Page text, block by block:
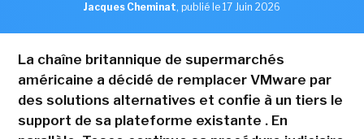
Jacques Cheminat, publié le 17 Juin 2026
La chaîne britannique de supermarchés
américaine a décidé de remplacer VMware par
des solutions alternatives et confie à un tiers le
support de sa plateforme existante . En